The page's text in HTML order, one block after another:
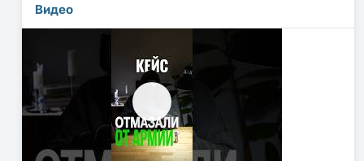
Видео